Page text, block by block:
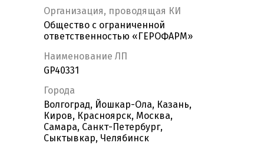
Организация, проводящая КИ
Общество с ограниченной
ответственностью «ГЕРОФАРМ»
Наименование ЛП
GP40331
Города
Волгоград, Йошкар-Ола, Казань,
Киров, Красноярск, Москва,
Самара, Санкт-Петербург,
Сыктывкар, Челябинск